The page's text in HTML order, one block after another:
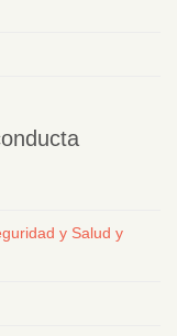
y Salud y